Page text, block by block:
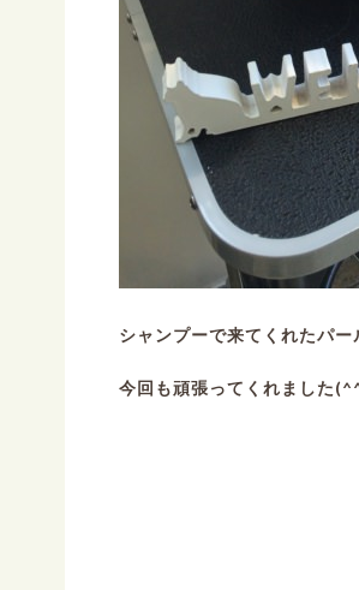
シャンプーで来てくれたパー
今回も頑張ってくれました